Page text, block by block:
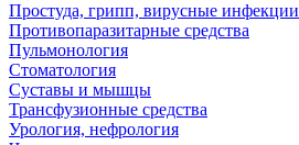
Простуда, грипп, вирусные инфекции
Противопаразитарные средства
Пульмонология
Стоматология
Суставы и мышцы
Трансфузионные средства
Урология, нефрология